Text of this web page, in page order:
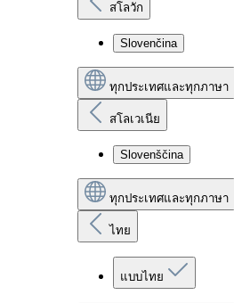
สโลวัก
Slovenčina
ทุกประเทศและทุกภาษา
สโลเวเนีย
Slovenščina
ทุกประเทศและทุกภาษา
ไทย
แบบไทย